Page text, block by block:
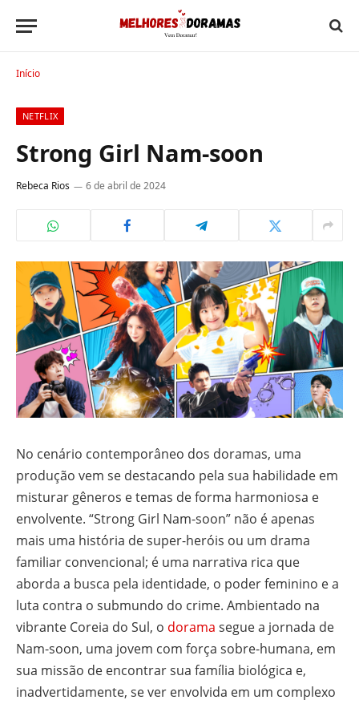
Início
NETFLIX
Strong Girl Nam-soon
Rebeca Rios 6 de abril de 2024
No cenário contemporâneo dos doramas, uma
produção vem se destacando pela sua habilidade em
misturar gêneros e temas de forma harmoniosa e
envolvente. “Strong Girl Nam-soon” não é apenas
mais uma história de super-heróis ou um drama
familiar convencional; é uma narrativa rica que
aborda a busca pela identidade, o poder feminino e a
luta contra o submundo do crime. Ambientado na
vibrante Coreia do Sul, o dorama segue a jornada de
Nam-soon, uma jovem com força sobre-humana, em
sua missão de encontrar sua família biológica e,
inadvertidamente, se ver envolvida em um complexo